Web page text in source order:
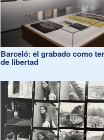
Barceló: el grabado como
de libertad